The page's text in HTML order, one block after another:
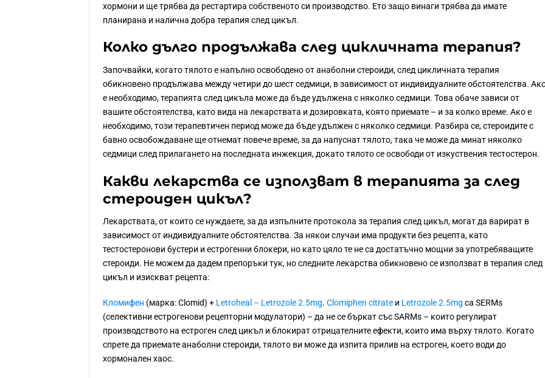
хормони и ще трябва да рестартира собственото си производство. Ето защо винаги трябва да имате
планирана и налична добра терапия след цикъл.
Колко дълго продължава след цикличната терапия?
Започвайки, когато тялото е напълно освободено от анаболни стероиди, след цикличната терапия
обикновено продължава между четири до шест седмици, в зависимост от индивидуалните обстоятелства.
е необходимо, терапията след цикъла може да бъде удължена с няколко седмици. Това обаче зависи от
вашите обстоятелства, като вида на лекарствата и дозировката, която приемате – и за колко време. Ако е
необходимо, този терапевтичен период може да бъде удължен с няколко седмици. Разбира се, стероидите с
бавно освобождаване ще отнемат повече време, за да напуснат тялото, така че може да минат няколко
седмици след прилагането на последната инжекция, докато тялото се освободи от изкуствения тестостерон.
Какви лекарства се използват в терапията за след
стероиден цикъл?
Лекарствата, от които се нуждаете, за да изпълните протокола за терапия след цикъл, могат да варират в
зависимост от индивидуалните обстоятелства. За някои случаи има продукти без рецепта, като
тестостеронови бустери и естрогенни блокери, но като цяло те не са достатъчно мощни за употребяващите
стероиди. Не можем да дадем препоръки тук, но следните лекарства обикновено се използват в терапия след
цикъл и изискват рецепта:
Кломифен (марка: Clomid) + Letroheal – Letrozole 2.5mg. Clomiphen citrateи Letrozole 2.5mg са SERMs
(селективни естрогенови рецепторни модулатори) – да не се бъркат със SARMs – които регулират
производството на естроген след цикъл и блокират отрицателните ефекти, които има върху тялото. Когато
спрете да приемате анаболни стероиди, тялото ви може да изпита прилив на естроген, което води до
хормонален хаос.